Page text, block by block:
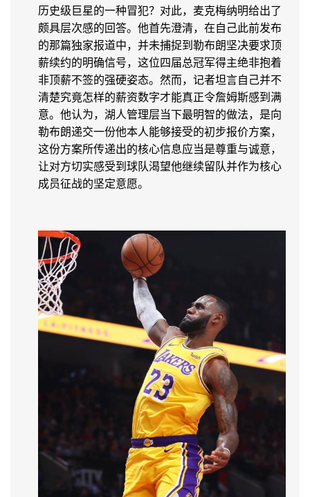
历史级巨星的一种冒犯？对此，麦克梅纳明给出了
颇具层次感的回答。他首先澄清，在自己此前发布
的那篇独家报道中，并未捕捉到勒布朗坚决要求顶
薪续约的明确信号，这位四届总冠军得主绝非抱着
非顶薪不签的强硬姿态。然而，记者坦言自己并不
清楚究竟怎样的薪资数字才能真正令詹姆斯感到满
意。他认为，湖人管理层当下最明智的做法，是向
勒布朗递交一份他本人能够接受的初步报价方案，
这份方案所传递出的核心信息应当是尊重与诚意，
让对方切实感受到球队渴望他继续留队并作为核心
成员征战的坚定意愿。